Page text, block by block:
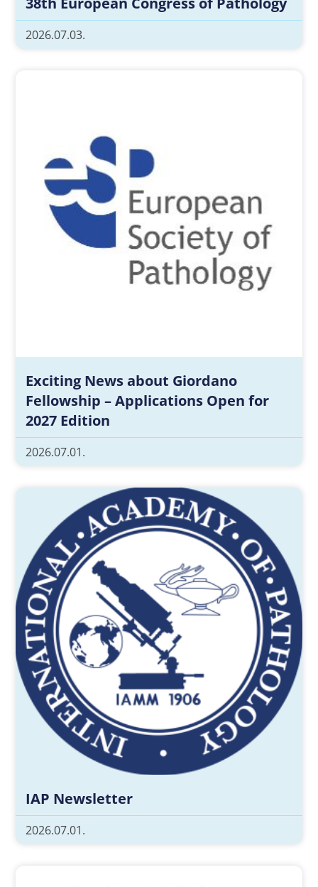
2026.07.03.
Exciting News about Giordano
Fellowship – Applications Open for
2027 Edition
2026.07.01.
IAP Newsletter
2026.07.01.